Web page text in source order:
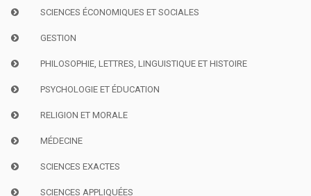
SCIENCES ÉCONOMIQUES ET SOCIALES
GESTION
PHILOSOPHIE, LETTRES, LINGUISTIQUE ET HISTOIRE
PSYCHOLOGIE ET ÉDUCATION
RELIGION ET MORALE
MÉDECINE
SCIENCES EXACTES
SCIENCES APPLIQUÉES